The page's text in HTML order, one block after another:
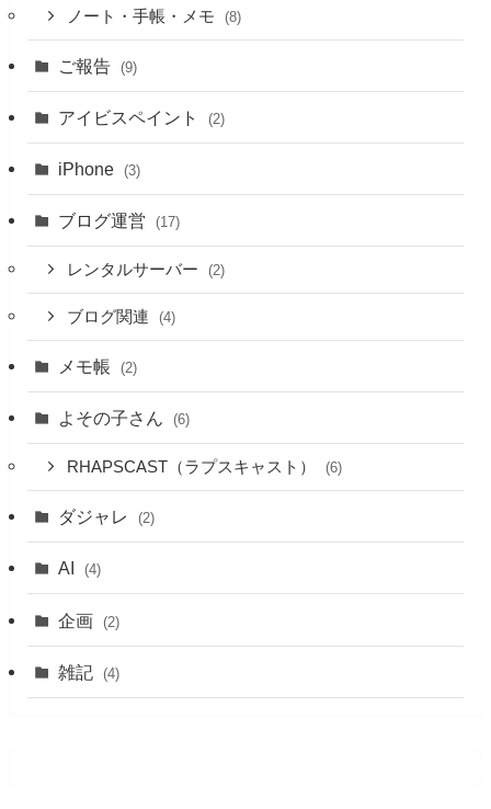
ノート・手帳・メモ (8)
ご報告 (9)
アイビスペイント (2)
iPhone (3)
ブログ運営 (17)
レンタルサーバー (2)
ブログ関連 (4)
メモ帳 (2)
よその子さん (6)
RHAPSCAST（ラプスキャスト） (6)
ダジャレ (2)
AI (4)
企画 (2)
雑記 (4)